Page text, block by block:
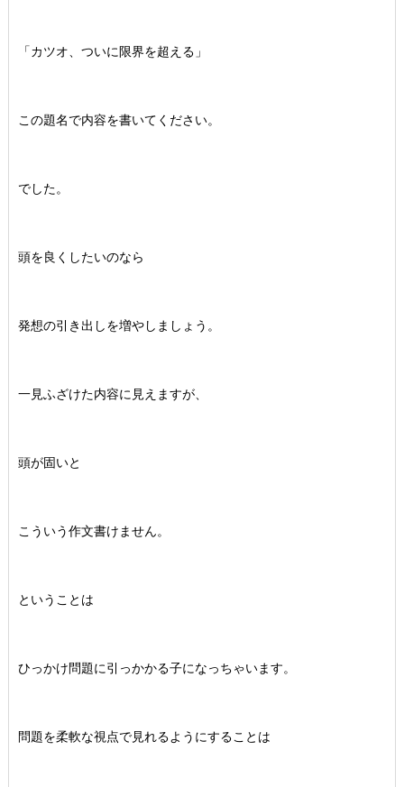
「カツオ、ついに限界を超える」
この題名で内容を書いてください。
でした。
頭を良くしたいのなら
発想の引き出しを増やしましょう。
一見ふざけた内容に見えますが、
頭が固いと
こういう作文書けません。
ということは
ひっかけ問題に引っかかる子になっちゃいます。
問題を柔軟な視点で見れるようにすることは